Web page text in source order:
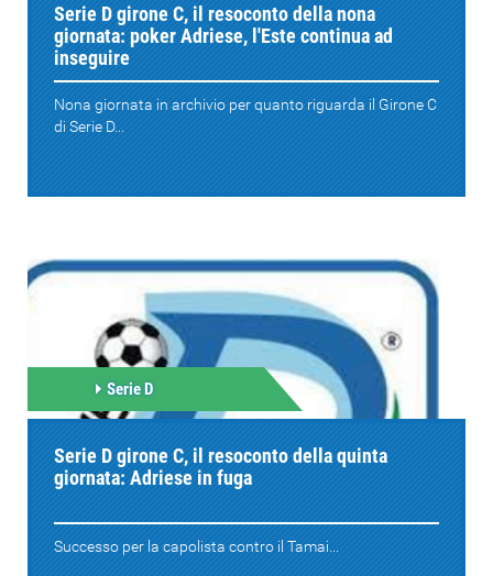
Serie D girone C, il resoconto della nona
giornata: poker Adriese, l'Este continua ad
inseguire
Nona giornata in archivio per quanto riguarda il Girone C
di Serie D...
Serie D
Serie D girone C, il resoconto della quinta
giornata: Adriese in fuga
Successo per la capolista contro il Tamai...